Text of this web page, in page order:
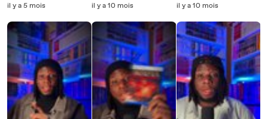
il y a 5 mois il y a 10 mois il y a 10 mois